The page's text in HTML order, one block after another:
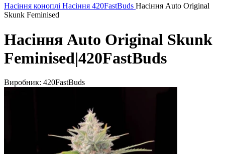
Насіння коноплі Насіння 420FastBuds Насіння Auto Original
Skunk Feminised
Насіння Auto Original Skunk
Feminised|420FastBuds
Виробник: 420FastBuds